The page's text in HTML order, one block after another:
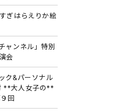
ぎはらえりか絵
ンネル」特別
会
ク&パーソナル
**大人女子の**
回